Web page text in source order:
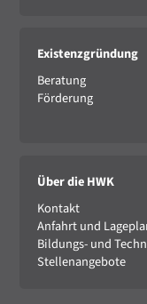
Existenzgründung
Beratung
Förderung
Über die HWK
Kontakt
Anfahrt und
Bildungs- und
Stellenangebote